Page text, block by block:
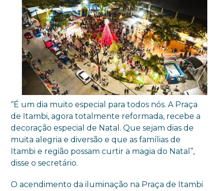
“É um dia muito especial para todos nós. A Praça
de Itambi, agora totalmente reformada, recebe a
decoração especial de Natal. Que sejam dias de
muita alegria e diversão e que as famílias de
Itambi e região possam curtir a magia do Natal”,
disse o secretário.
O acendimento da iluminação na Praça de Itambi